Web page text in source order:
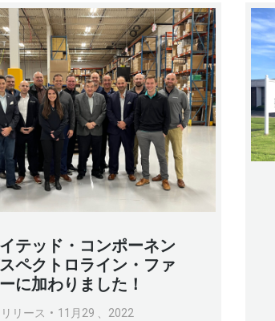
テッド・コンポーネン
ペクトロライン・ファ
に加わりました！
リース 11月29 、2022